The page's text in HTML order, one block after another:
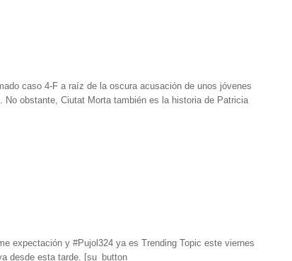
caso 4-F a raíz de la oscura acusación de unos jóvenes
obstante, Ciutat Morta también es la historia de Patricia
expectación y #Pujol324 ya es Trending Topic este viernes
desde esta tarde. [su_button